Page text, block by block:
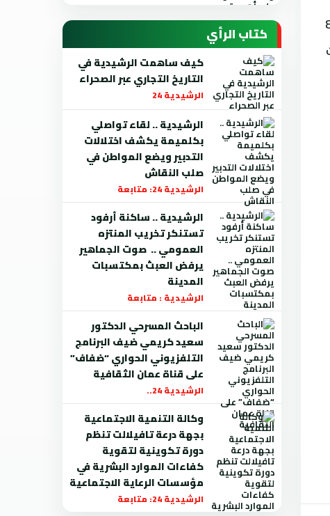
في الدقيقة 85
كتاب الرأي
كيف ساهمت الرشيدية في
التاريخ التجاري عبر الصحراء
الرشيدية 24
الرشيدية .. لقاء تواصلي
بكلميمة يكشف اختلالات
التدبير ويضع المواطن في
صلب النقاش
الرشيدية 24: متابعة
الرشيدية .. ساكنة أرفود
تستنكر تخريب المنتزه
العمومي .. صوت الجماهير
يرفض العبث بمكتسبات
المدينة
الرشيدية : متابعة
الباحث المسرحي الدكتور
سعيد كريمي ضيف البرنامج
التلفزيوني الحواري “ضفاف”
على قناة عمان الثقافية
الرشيدية 24..
وكالة التنمية الاجتماعية
بجهة درعة تافيلالت تنظم
دورة تكوينية لتقوية
كفاءات الموارد البشرية في
مؤسسات الرعاية الاجتماعية
الرشيدية 24: متابعة